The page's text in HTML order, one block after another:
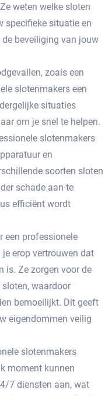
weten welke sloten
specifieke situatie en
de beveiliging van jouw
zoals een
slotenmakers een
situaties
om je snel te helpen.
slotenmakers
en
soorten sloten
schade aan te
efficiënt wordt
een professionele
erop vertrouwen dat
is.​ Ze zorgen voor de
waardoor
bemoeilijkt.​ Dit geeft
eigendommen veilig
slotenmakers
moment kunnen
7 diensten aan, wat